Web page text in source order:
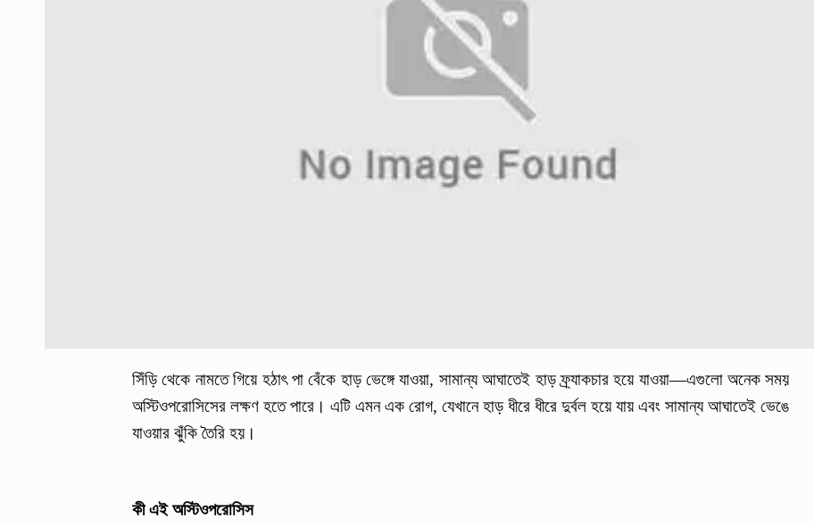
সিঁড়ি থেকে নামতে গিয়ে হঠাৎ পা বেঁকে হাড় ভেঙ্গে যাওয়া, সামান্য আঘাতেই হাড় ফ্র্যাকচার হয়ে যাওয়া—এগুলো অনেক সময়
অস্টিওপরোসিসের লক্ষণ হতে পারে। এটি এমন এক রোগ, যেখানে হাড় ধীরে ধীরে দুর্বল হয়ে যায় এবং সামান্য আঘাতেই ভেঙে
যাওয়ার ঝুঁকি তৈরি হয়।
কী এই অস্টিওপরোসিস